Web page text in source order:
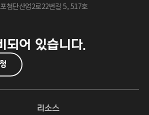
첨단산업2로22번길 5, 517호
되어 있습니다.
리소스